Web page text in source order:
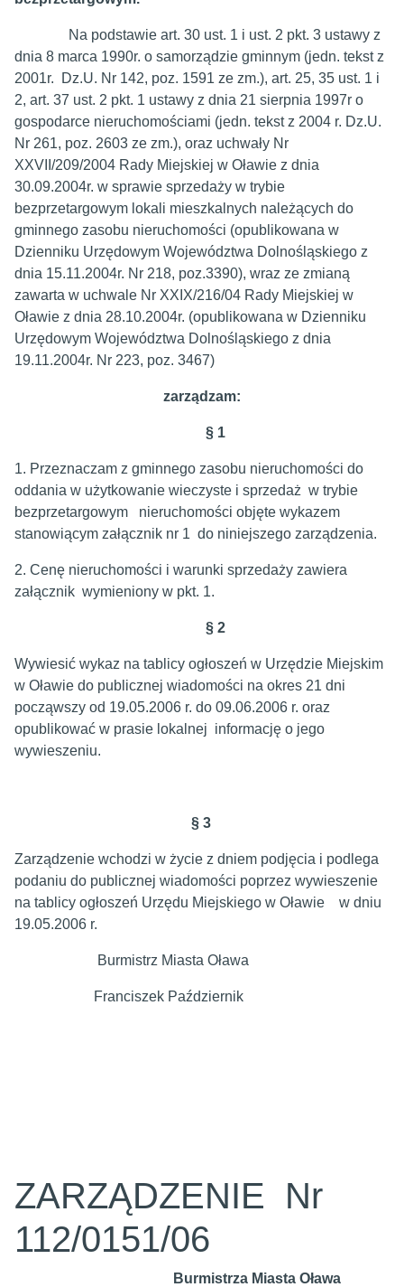
Na podstawie art. 30 ust. 1 i ust. 2 pkt. 3 ustawy z
dnia 8 marca 1990r. o samorządzie gminnym (jedn. tekst z
2001r. Dz.U. Nr 142, poz. 1591 ze zm.), art. 25, 35 ust. 1 i
2, art. 37 ust. 2 pkt. 1 ustawy z dnia 21 sierpnia 1997r o
gospodarce nieruchomościami (jedn. tekst z 2004 r. Dz.U.
Nr 261, poz. 2603 ze zm.), oraz uchwały Nr
XXVII/209/2004 Rady Miejskiej w Oławie z dnia
30.09.2004r. w sprawie sprzedaży w trybie
bezprzetargowym lokali mieszkalnych należących do
gminnego zasobu nieruchomości (opublikowana w
Dzienniku Urzędowym Województwa Dolnośląskiego z
dnia 15.11.2004r. Nr 218, poz.3390), wraz ze zmianą
zawarta w uchwale Nr XXIX/216/04 Rady Miejskiej w
Oławie z dnia 28.10.2004r. (opublikowana w Dzienniku
Urzędowym Województwa Dolnośląskiego z dnia
19.11.2004r. Nr 223, poz. 3467)
zarządzam:
§ 1
1. Przeznaczam z gminnego zasobu nieruchomości do
oddania w użytkowanie wieczyste i sprzedaż w trybie
bezprzetargowym nieruchomości objęte wykazem
stanowiącym załącznik nr 1 do niniejszego zarządzenia.
2. Cenę nieruchomości i warunki sprzedaży zawiera
załącznik wymieniony w pkt. 1.
§ 2
Wywiesić wykaz na tablicy ogłoszeń w Urzędzie Miejskim
w Oławie do publicznej wiadomości na okres 21 dni
począwszy od 19.05.2006 r. do 09.06.2006 r. oraz
opublikować w prasie lokalnej informację o jego
wywieszeniu.
§ 3
Zarządzenie wchodzi w życie z dniem podjęcia i podlega
podaniu do publicznej wiadomości poprzez wywieszenie
na tablicy ogłoszeń Urzędu Miejskiego w Oławie w dniu
19.05.2006 r.
Burmistrz Miasta Oława
Franciszek Październik
ZARZĄDZENIE Nr
112/0151/06
Burmistrza Miasta Oława